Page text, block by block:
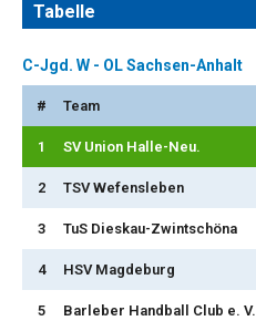
Tabelle
C-Jgd. W - OL Sachsen-Anhalt
# Team
1 SV Union Halle-Neu.
2 TSV Wefensleben
3 TuS Dieskau-Zwintschöna
4 HSV Magdeburg
5 Barleber Handball Club e. V.